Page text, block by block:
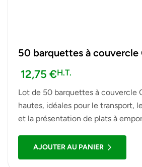
50 barquettes à couvercle
ml hautes
12,75 €H.T.
Lot de 50 barquettes à couvercle
hautes, idéales pour le transport,
et la présentation de plats à
AJOUTER AU PANIER